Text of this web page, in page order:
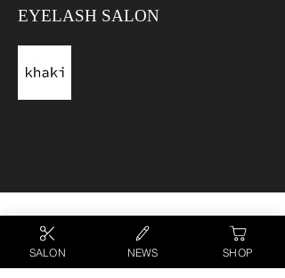
EYELASH SALON
SALON NEWS SHOP